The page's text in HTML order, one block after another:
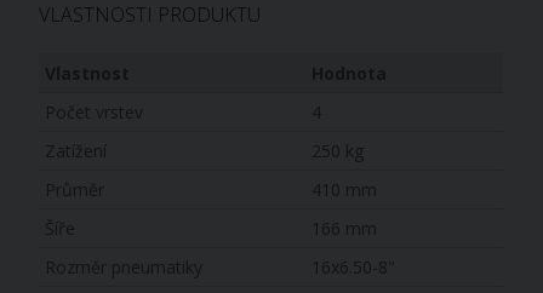
VLASTNOSTI PRODUKTU
Počet vrstev
4
Zatížení
250 kg
Průměr
410 mm
Šíře
166 mm
Rozměr pneumatiky
16x6.50-8"